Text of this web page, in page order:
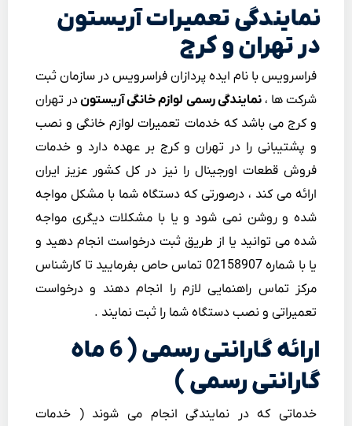
نمایندگی تعمیرات آریستون
در تهران و کرج
فراسرویس با نام ایده پردازان فراسرویس در سازمان ثبت
شرکت ها ،نمایندگی رسمی لوازم خانگی آریستوندر تهران
و کرج می باشد که خدمات تعمیرات لوازم خانگی و نصب
و پشتیبانی را در تهران و کرج بر عهده دارد و خدمات
فروش قطعات اورجینال را نیز در کل کشور عزیز ایران
ارائه می کند ، درصورتی که دستگاه شما با مشکل مواجه
شده و روشن نمی شود و یا با مشکلات دیگری مواجه
شده می توانید یا از طریق ثبت درخواست انجام دهید و
یا با شماره 02158907 تماس حاص بفرمایید تا کارشناس
مرکز تماس راهنمایی لازم را انجام دهند و درخواست
تعمیراتی و نصب دستگاه شما را ثبت نمایند .
ارائه گارانتی رسمی ( 6 ماه
گارانتی رسمی )
خدماتی که در نمایندگی انجام می شوند ( خدمات